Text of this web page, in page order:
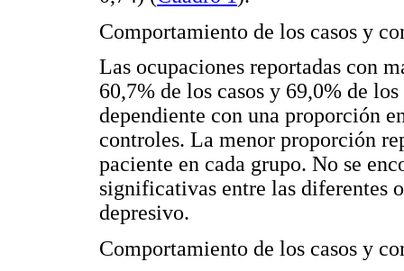
Comportamiento de los casos y
Las ocupaciones reportadas con
60,7% de los casos y 69,0% de
dependiente con una proporción
controles. La menor proporción
paciente en cada grupo. No se
significativas entre las diferentes
depresivo.
Comportamiento de los casos y